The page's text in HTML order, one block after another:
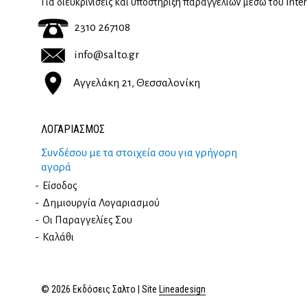
Για διευκρινίσεις και υποστήριξη παραγγελιών μέσω του
2310 267108
info@salto.gr
Αγγελάκη 21, Θεσσαλονίκη
ΛΟΓΑΡΙΑΣΜΟΣ
Συνδέσου με τα στοιχεία σου για γρήγορη
αγορά
Είσοδος
Δημιουργία Λογαριασμού
Οι Παραγγελίες Σου
Καλάθι
© 2026 Εκδόσεις Σαλτο | Site Lineadesign